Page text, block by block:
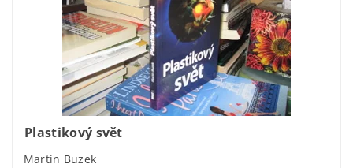
Plastikový svět
Martin Buzek